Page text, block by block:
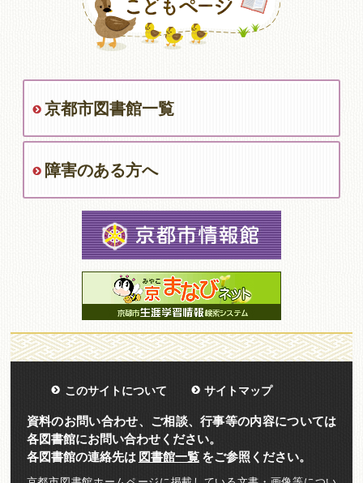
京都市図書館一覧
障害のある方へ
このサイトについて サイトマップ
資料のお問い合わせ、ご相談、行事等の内容については
各図書館にお問い合わせください。
各図書館の連絡先は 図書館一覧をご参照ください。